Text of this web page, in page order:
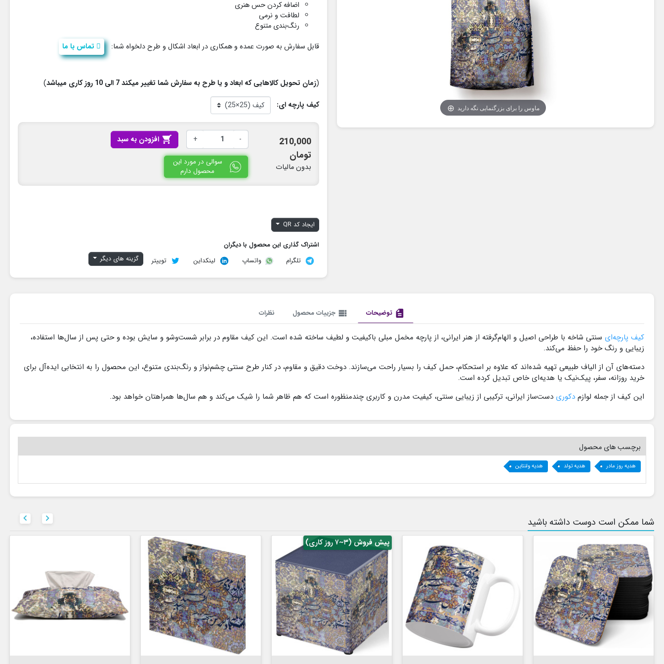
ماوس را برای بزرگنمایی نگه دارید
اضافه کردن حس هنری
لطافت و نرمی
رنگ‌بندی متنوع
قابل سفارش به صورت عمده و همکاری در ابعاد اشکال و طرح دلخواه شما:
تماس با ما
(زمان تحویل کالاهایی که ابعاد و یا طرح به سفارش شما تغییر میکند 7 الی 10 روز کاری میباشد
)
کیف پارچه ای:
210,000
تومان
بدون مالیات
-
+

سوالی در مورد این
محصول دارم
ایجاد کد QR
اشتراک گذاری این محصول با دیگران
تلگرام
واتساپ لینکداین توییتر گزینه های دیگر
description توضیحات view_list جزییات محصول نظرات
کیف پارچه‌ای سنتی شاخه با طراحی اصیل و الهام‌گرفته از هنر ایرانی، از پارچه مخمل مبلی باکیفیت و لطیف ساخته شده است. این کیف مقاوم در برابر شست‌وشو و سایش بوده و حتی پس از سال‌ها استفاده،
زیبایی و رنگ خود را حفظ می‌کند.
دسته‌های آن از الیاف طبیعی تهیه شده‌اند که علاوه بر استحکام، حمل کیف را بسیار راحت می‌سازند. دوخت دقیق و مقاوم، در کنار طرح سنتی چشم‌نواز و رنگ‌بندی متنوع، این محصول را به انتخابی ایده‌آل برای
خرید روزانه، سفر، پیک‌نیک یا هدیه‌ای خاص تبدیل کرده است.
این کیف از جمله لوازم دکوری دست‌ساز ایرانی، ترکیبی از زیبایی سنتی، کیفیت مدرن و کاربری چندمنظوره است که هم ظاهر شما را شیک می‌کند و هم سال‌ها همراهتان خواهد بود.
برچسب های محصول
هدیه روز مادر هدیه تولد هدیه ولنتاین
شما ممکن است دوست داشته باشید 
پیش فروش (۳~۷ روز کاری)
